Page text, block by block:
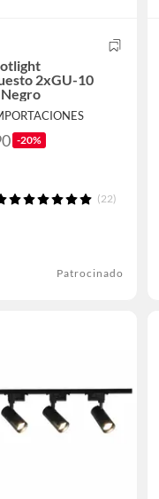
2xGU-10
-20%
(22)
Patrocinado